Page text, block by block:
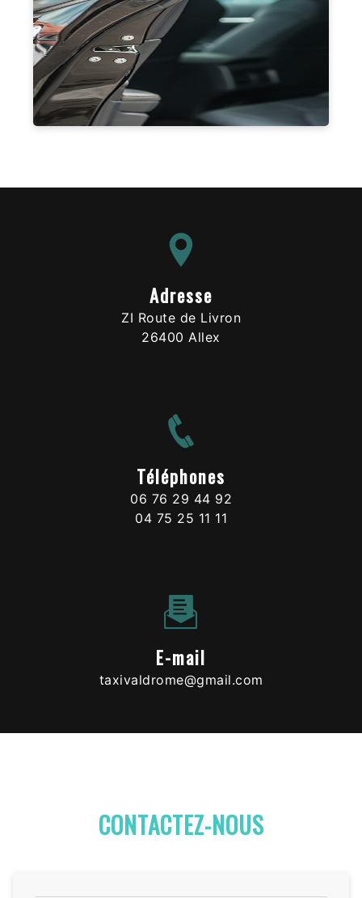
Adresse
ZI Route de Livron
26400 Allex
Téléphones
06 76 29 44 92
04 75 25 11 11
E-mail
taxivaldrome@gmail.com
CONTACTEZ-NOUS